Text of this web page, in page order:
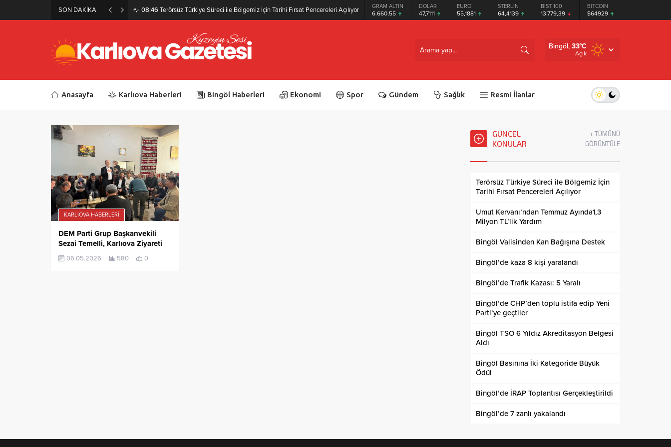
SON DAKİKA 08:46 Terörsüz Türkiye Süreci ile Bölgemiz İçin Tarihi Fırsat Pencereleri Açılıyor GRAM ALTIN
6.660,55
DOLAR
47,7111
EURO
55,1881
STERLİN
64,4139
BIST 100
13.779,39
BITCOIN
$64929
Bingöl, 33°C
Açık
Anasayfa Karlıova Haberleri Bingöl Haberleri Ekonomi Spor Gündem Sağlık Resmi İlanlar
KARLIOVA HABERLERI
DEM Parti Grup Başkanvekili
Sezai Temelli, Karlıova Ziyareti
06.05.2026 580 0
GÜNCEL
KONULAR
+ TÜMÜNÜ
GÖRÜNTÜLE
Terörsüz Türkiye Süreci ile Bölgemiz İçin
Tarihi Fırsat Pencereleri Açılıyor
Umut Kervanı’ndan Temmuz Ayında1,3
Milyon TL’lik Yardım
Bingöl Valisinden Kan Bağışına Destek
Bingöl’de kaza 8 kişi yaralandı
Bingöl’de Trafik Kazası: 5 Yaralı
Bingöl’de CHP’den toplu istifa edip Yeni
Parti’ye geçtiler
Bingöl TSO 6 Yıldız Akreditasyon Belgesi
Aldı
Bingöl Basınına İki Kategoride Büyük
Ödül
Bingöl’de İRAP Toplantısı Gerçekleştirildi
Bingöl’de 7 zanlı yakalandı